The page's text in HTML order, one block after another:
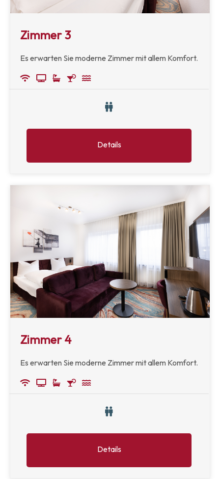
Zimmer 3
Es erwarten Sie moderne Zimmer mit allem Komfort.
Details
Zimmer 4
Es erwarten Sie moderne Zimmer mit allem Komfort.
Details